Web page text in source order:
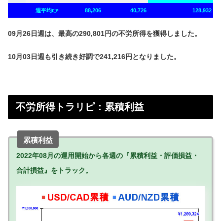
週平均👉 88,206 40,726 128,932
09月26日週は、最高の290,801円の不労所得を獲得しました。
10月03日週も引き続き好調で241,216円となりました。
不労所得トラリピ：累積利益
累積利益
2022年08月の運用開始から各週の『累積利益・評価損益・
合計損益』をトラック。